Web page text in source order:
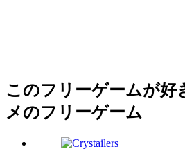
このフリーゲームが好
メのフリーゲーム